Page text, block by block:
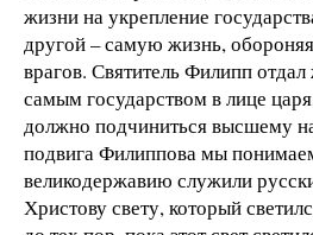
жизни на укрепление
другой – самую жизнь,
врагов. Святитель Филипп
самым государством в лице
должно подчиниться высшему
подвига Филиппова мы
великодержавию служили
Христову свету, который